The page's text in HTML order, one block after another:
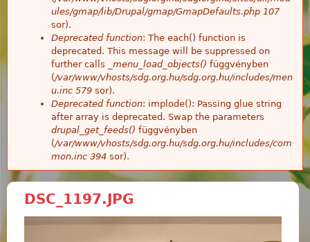
ules/gmap/lib/Drupal/gmap/GmapDefaults.php 107
sor).
Deprecated function: The each() function is
deprecated. This message will be suppressed on
further calls
_menu_load_objects() függvényben
(/var/www/vhosts/sdg.org.hu/sdg.org.hu/includes/men
u.inc 579 sor).
Deprecated function: implode(): Passing glue string
after array is deprecated. Swap the parameters
drupal_get_feeds() függvényben
(/var/www/vhosts/sdg.org.hu/sdg.org.hu/includes/com
mon.inc 394 sor).
DSC_1197.JPG